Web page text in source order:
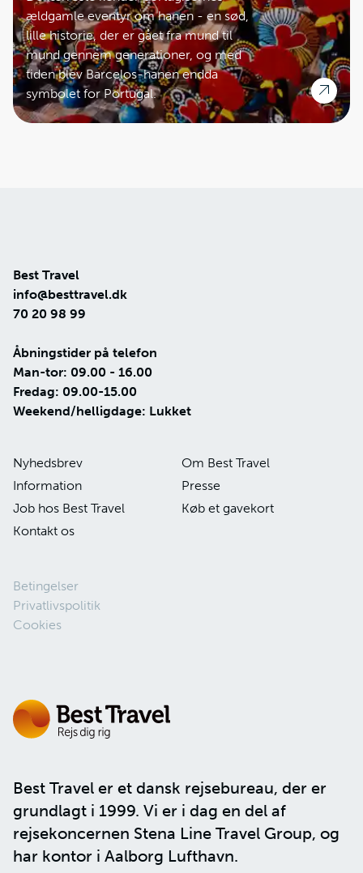
ældgamle eventyr om hanen - en sød,
lille historie, der er gået fra mund til
mund gennem generationer, og med
tiden blev Barcelos-hanen endda
symbolet for Portugal.
Best Travel er et dansk rejsebureau, der er
grundlagt i 1999. Vi er i dag en del af
rejsekoncernen Stena Line Travel Group, og
har kontor i Aalborg Lufthavn.
Best Travel
info@besttravel.dk
70 20 98 99
Åbningstider på telefon
Man-tor: 09.00 - 16.00
Fredag: 09.00-15.00
Weekend/helligdage: Lukket
Nyhedsbrev
Om Best Travel
Information
Presse
Job hos Best Travel
Køb et gavekort
Kontakt os
Betingelser
Privatlivspolitik
Cookies